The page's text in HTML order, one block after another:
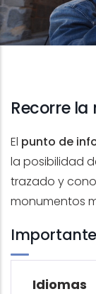
Recorre
El punto de
la posibilidad
trazado y
monumentos
Importante
Idiomas